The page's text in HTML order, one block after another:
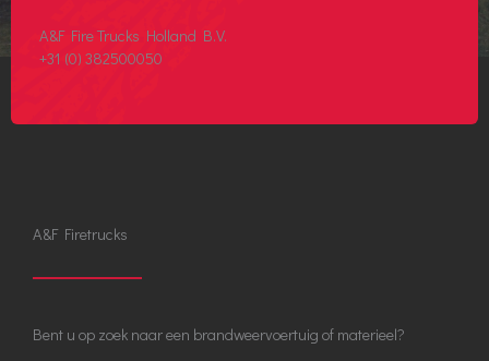
A&F Fire Trucks Holland B.V.
+31 (0) 382500050
A&F Firetrucks
Bent u op zoek naar een brandweervoertuig of materieel?